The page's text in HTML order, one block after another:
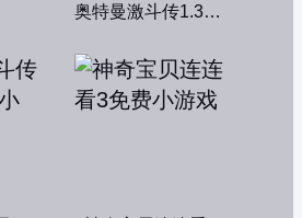
奥特曼激斗传1.3双人版